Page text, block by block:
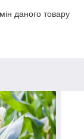
даного товару